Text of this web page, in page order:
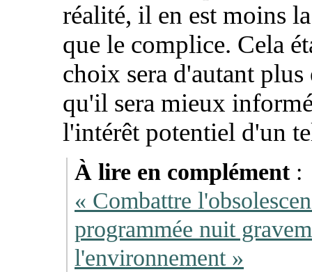
réalité, il en est moins
que le complice. Cela
choix sera d'autant plus
qu'il sera mieux
l'intérêt potentiel d'un
À lire en complément:
« Combattre
programmée nuit
l'environnement»